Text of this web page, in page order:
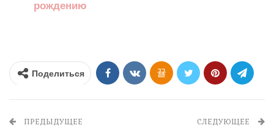
рождению
Поделиться
ПРЕДЫДУЩЕЕ СЛЕДУЮЩЕЕ